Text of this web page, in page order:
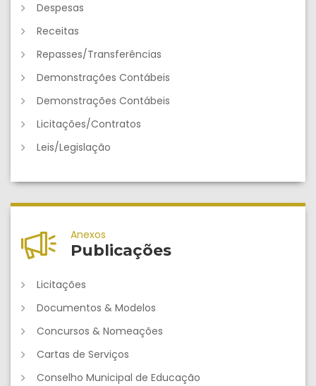
Despesas
Receitas
Repasses/Transferências
Demonstrações Contábeis
Demonstrações Contábeis
Licitações/Contratos
Leis/Legislação
Anexos
Publicações
Licitações
Documentos & Modelos
Concursos & Nomeações
Cartas de Serviços
Conselho Municipal de Educação